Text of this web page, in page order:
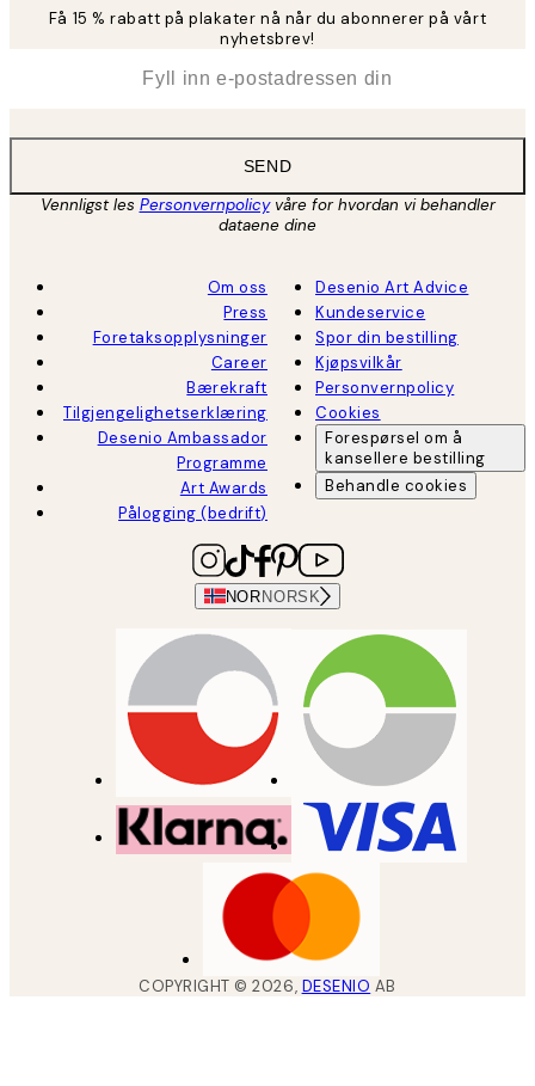
Få 15 % rabatt på plakater nå når du abonnerer på vårt
nyhetsbrev!
SEND
Vennligst les Personvernpolicyvåre for hvordan vi behandler
dataene dine
Om oss
Press
Foretaksopplysninger
Career
Bærekraft
Tilgjengelighetserklæring
Desenio Ambassador
Programme
Art Awards
Pålogging (bedrift)
Desenio Art Advice
Kundeservice
Spor din bestilling
Kjøpsvilkår
Personvernpolicy
Cookies
Forespørsel om å
kansellere bestilling
Behandle cookies
NORNORSK
COPYRIGHT ©2026, DESENIO AB